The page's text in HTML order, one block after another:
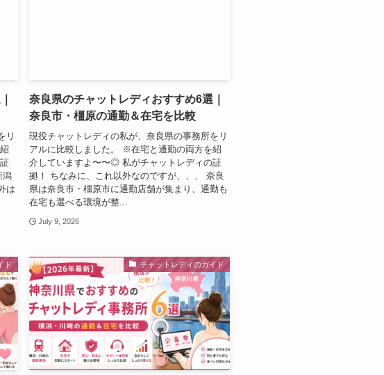
リ
潟
は
奈良県のチャットレディおすすめ6選｜
奈良市・橿原の通勤＆在宅を比較
現役チャットレディの私が、奈良県の事務所をリ
アルに比較しました。 ※在宅と通勤の両方を紹
介していますよ〜〜◎ 私がチャットレディの証
拠！ ちなみに、これ以外なのですが、、、 奈良
県は奈良市・橿原市に通勤店舗が集まり、通勤も
在宅も選べる環境が整...
July 9, 2026
ド チャットレディのガイド